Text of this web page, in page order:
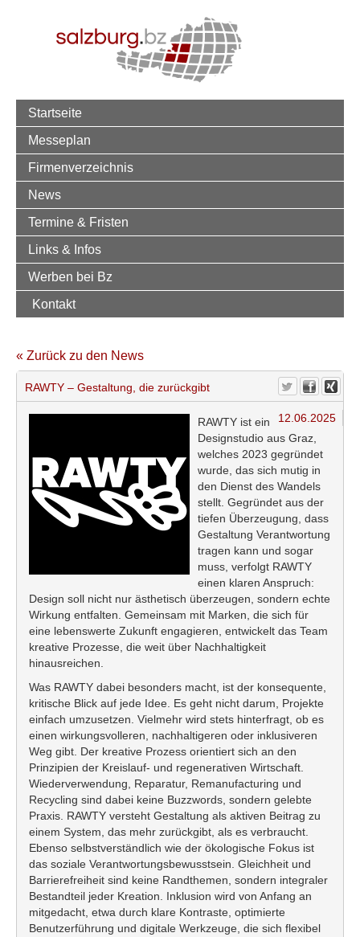
Startseite
Messeplan
Firmenverzeichnis
News
Termine & Fristen
Links & Infos
Werben bei Bz
Kontakt
« Zurück zu den News
RAWTY – Gestaltung, die zurückgibt
12.06.2025
RAWTY ist ein
Designstudio aus Graz,
welches 2023 gegründet
wurde, das sich mutig in
den Dienst des Wandels
stellt. Gegründet aus der
tiefen Überzeugung, dass
Gestaltung Verantwortung
tragen kann und sogar
muss, verfolgt RAWTY
einen klaren Anspruch:
Design soll nicht nur ästhetisch überzeugen, sondern echte
Wirkung entfalten. Gemeinsam mit Marken, die sich für
eine lebenswerte Zukunft engagieren, entwickelt das Team
kreative Prozesse, die weit über Nachhaltigkeit
hinausreichen.
Was RAWTY dabei besonders macht, ist der konsequente,
kritische Blick auf jede Idee. Es geht nicht darum, Projekte
einfach umzusetzen. Vielmehr wird stets hinterfragt, ob es
einen wirkungsvolleren, nachhaltigeren oder inklusiveren
Weg gibt. Der kreative Prozess orientiert sich an den
Prinzipien der Kreislauf- und regenerativen Wirtschaft.
Wiederverwendung, Reparatur, Remanufacturing und
Recycling sind dabei keine Buzzwords, sondern gelebte
Praxis. RAWTY versteht Gestaltung als aktiven Beitrag zu
einem System, das mehr zurückgibt, als es verbraucht.
Ebenso selbstverständlich wie der ökologische Fokus ist
das soziale Verantwortungsbewusstsein. Gleichheit und
Barrierefreiheit sind keine Randthemen, sondern integraler
Bestandteil jeder Kreation. Inklusion wird von Anfang an
mitgedacht, etwa durch klare Kontraste, optimierte
Benutzerführung und digitale Werkzeuge, die sich flexibel